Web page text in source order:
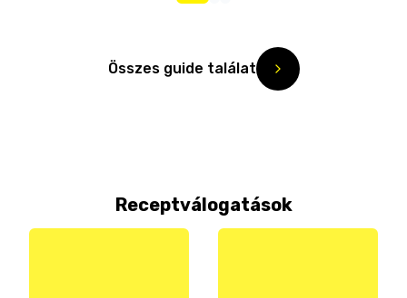
Összes guide találat
Receptválogatások